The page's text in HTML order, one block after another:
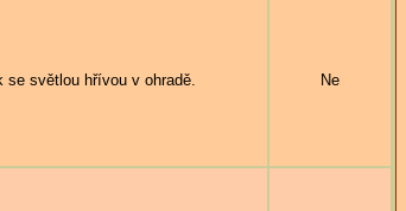
světlou hřívou v ohradě. Ne